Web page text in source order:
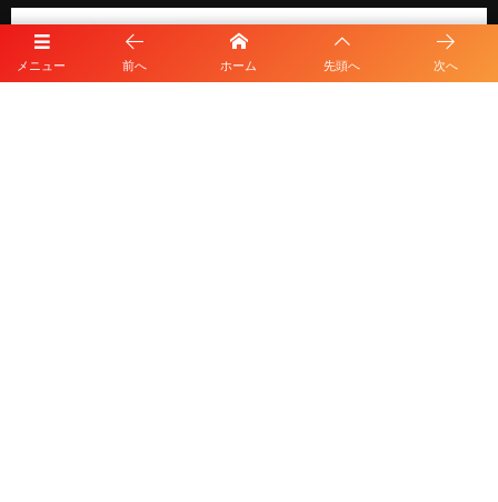
メニュー 前へ ホーム 先頭へ 次へ